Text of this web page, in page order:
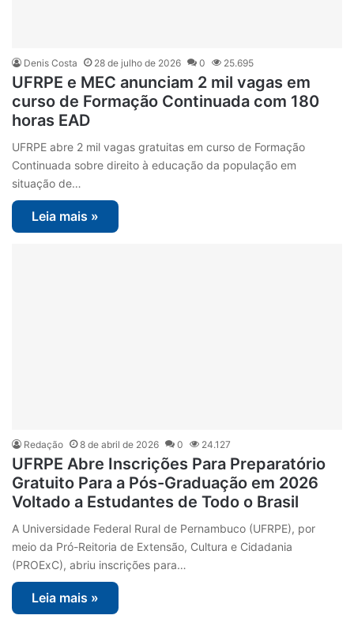
Denis Costa 28 de julho de 2026 0 25.695
UFRPE e MEC anunciam 2 mil vagas em
curso de Formação Continuada com 180
horas EAD
UFRPE abre 2 mil vagas gratuitas em curso de Formação
Continuada sobre direito à educação da população em
situação de…
Leia mais »
Redação 8 de abril de 2026 0 24.127
UFRPE Abre Inscrições Para Preparatório
Gratuito Para a Pós-Graduação em 2026
Voltado a Estudantes de Todo o Brasil
A Universidade Federal Rural de Pernambuco (UFRPE), por
meio da Pró-Reitoria de Extensão, Cultura e Cidadania
(PROExC), abriu inscrições para…
Leia mais »